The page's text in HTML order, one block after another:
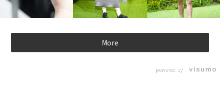
More
powered by